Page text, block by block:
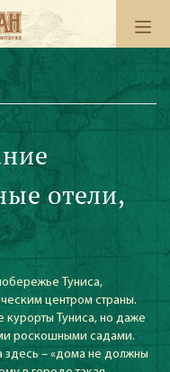
отели,
Туниса,
центром страны.
курорты Туниса, но даже
роскошными садами.
здесь – «дома не должны